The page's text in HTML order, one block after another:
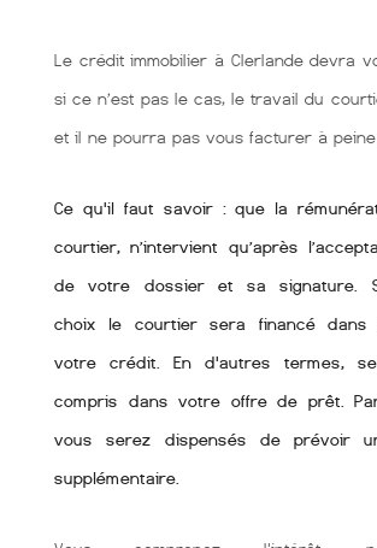
Le crédit immobilier à Clerlande devra
si ce n’est pas le cas, le travail du
et il ne pourra pas vous facturer à peine
Ce qu'il faut savoir : que la
courtier, n’intervient qu’après
de votre dossier et sa signature.
choix le courtier sera financé
votre crédit. En d'autres termes,
compris dans votre offre de prêt.
vous serez dispensés de prévoir
supplémentaire.